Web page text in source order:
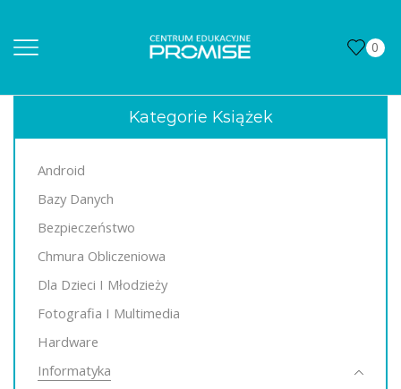
0
Kategorie Książek
Android
Bazy Danych
Bezpieczeństwo
Chmura Obliczeniowa
Dla Dzieci I Młodzieży
Fotografia I Multimedia
Hardware
Informatyka